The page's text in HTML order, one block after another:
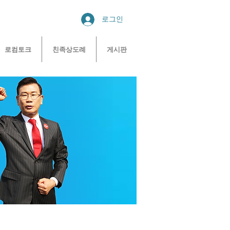
로그인
로컴토크 친족상도례 게시판